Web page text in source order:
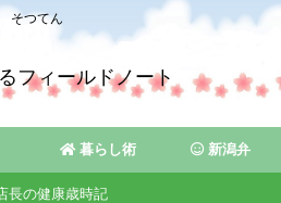
そつてん
フィールドノート
暮らし術 新潟弁
長の健康歳時記